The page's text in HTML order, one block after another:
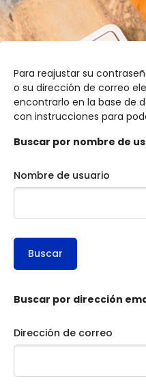
Saltar al contenido principal
Para reajustar su
o su dirección de correo
encontrarlo en la base de
con instrucciones para
Buscar por nombre de
Nombre de usuario
Buscar por dirección
Dirección de correo